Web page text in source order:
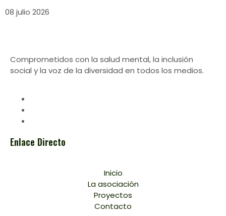
08 julio 2026
Comprometidos con la salud mental, la inclusión
social y la voz de la diversidad en todos los medios.
Enlace Directo
Inicio
La asociación
Proyectos
Contacto